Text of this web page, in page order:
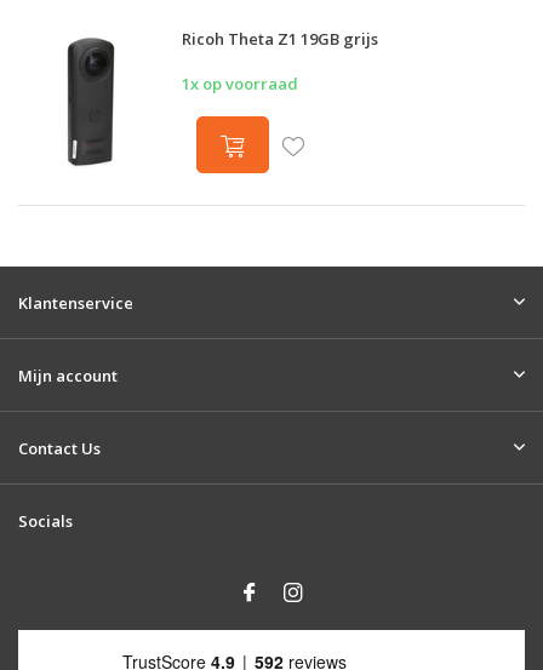
Ricoh Theta Z1 19GB grijs
1x op voorraad
Klantenservice
Mijn account
Contact Us
Socials